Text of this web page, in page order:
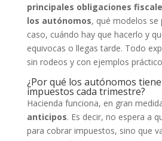
principales obligaciones
los autónomos, qué modelos se
caso, cuándo hay que hacerlo y
equivocas o llegas tarde. Todo
sin rodeos y con ejemplos
¿Por qué los autónomos
impuestos cada trimestre?
Hacienda funciona, en gran
anticipos. Es decir, no espera a
para cobrar impuestos, sino que